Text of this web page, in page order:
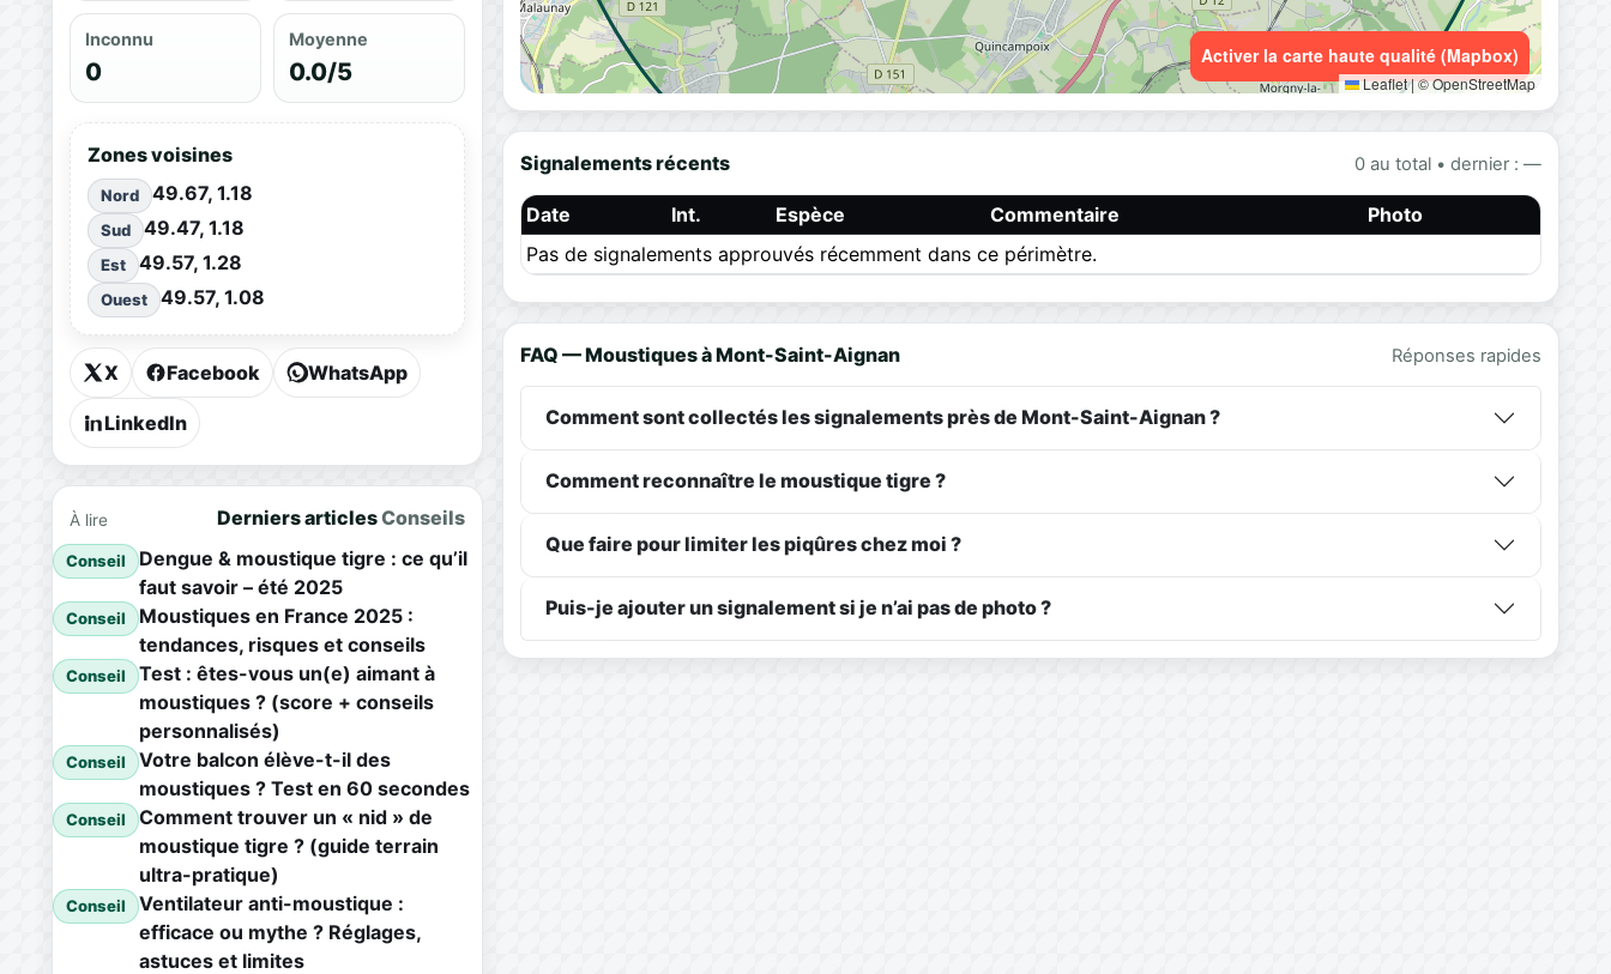
Inconnu
0
Moyenne
0.0/5
Zones voisines
Nord 49.67, 1.18
Sud 49.47, 1.18
Est 49.57, 1.28
Ouest 49.57, 1.08
X Facebook WhatsApp
LinkedIn
À lire Derniers articlesConseils
Conseil
Dengue & moustique tigre : ce qu’il
faut savoir – été 2025
Conseil
Moustiques en France 2025 :
tendances, risques et conseils
Conseil
Test : êtes-vous un(e) aimant à
moustiques ? (score + conseils
personnalisés)
Conseil
Votre balcon élève-t-il des
moustiques ? Test en 60 secondes
Conseil
Comment trouver un « nid » de
moustique tigre ? (guide terrain
ultra-pratique)
Conseil
Ventilateur anti-moustique :
efficace ou mythe ? Réglages,
astuces et limites
Leaflet|© OpenStreetMap
Activer la carte haute qualité (Mapbox)
Signalements récents 0 au total • dernier : —
Date Int. Espèce Commentaire
Photo
Pas de signalements approuvés récemment dans ce périmètre.
FAQ — Moustiques à Mont-Saint-Aignan Réponses rapides
Comment sont collectés les signalements près de Mont-Saint-Aignan ?
Comment reconnaître le moustique tigre ?
Que faire pour limiter les piqûres chez moi ?
Puis-je ajouter un signalement si je n’ai pas de photo ?